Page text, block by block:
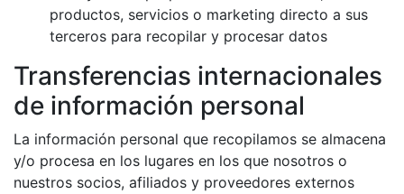
productos, servicios o marketing directo a sus
terceros para recopilar y procesar datos
Transferencias internacionales
de información personal
La información personal que recopilamos se almacena
y/o procesa en los lugares en los que nosotros o
nuestros socios, afiliados y proveedores externos